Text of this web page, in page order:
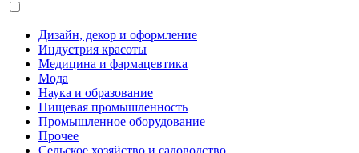
Дизайн, декор и оформление
Индустрия красоты
Медицина и фармацевтика
Мода
Наука и образование
Пищевая промышленность
Промышленное оборудование
Прочее
Сельское хозяйство и садоводство